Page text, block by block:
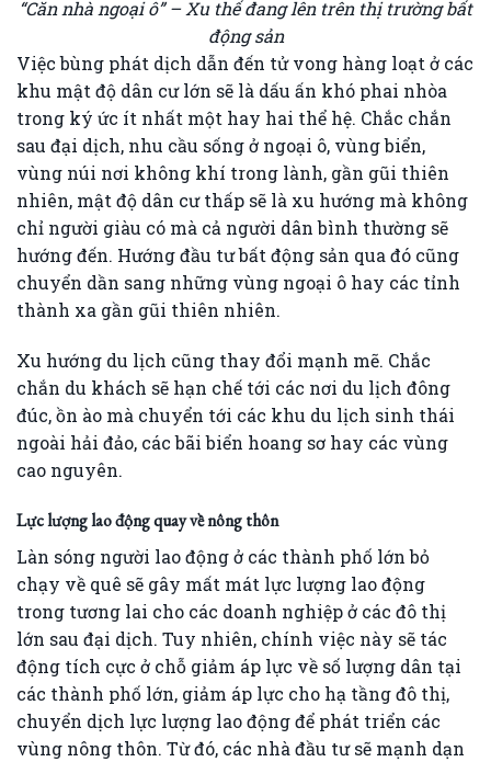
“Căn nhà ngoại ô” – Xu thế đang lên trên thị trường bất
động sản
Việc bùng phát dịch dẫn đến tử vong hàng loạt ở các
khu mật độ dân cư lớn sẽ là dấu ấn khó phai nhòa
trong ký ức ít nhất một hay hai thể hệ. Chắc chắn
sau đại dịch, nhu cầu sống ở ngoại ô, vùng biển,
vùng núi nơi không khí trong lành, gần gũi thiên
nhiên, mật độ dân cư thấp sẽ là xu hướng mà không
chỉ người giàu có mà cả người dân bình thường sẽ
hướng đến. Hướng đầu tư bất động sản qua đó cũng
chuyển dần sang những vùng ngoại ô hay các tỉnh
thành xa gần gũi thiên nhiên.
Xu hướng du lịch cũng thay đổi mạnh mẽ. Chắc
chắn du khách sẽ hạn chế tới các nơi du lịch đông
đúc, ồn ào mà chuyển tới các khu du lịch sinh thái
ngoài hải đảo, các bãi biển hoang sơ hay các vùng
cao nguyên.
Lực lượng lao động quay về nông thôn
Làn sóng người lao động ở các thành phố lớn bỏ
chạy về quê sẽ gây mất mát lực lượng lao động
trong tương lai cho các doanh nghiệp ở các đô thị
lớn sau đại dịch. Tuy nhiên, chính việc này sẽ tác
động tích cực ở chỗ giảm áp lực về số lượng dân tại
các thành phố lớn, giảm áp lực cho hạ tầng đô thị,
chuyển dịch lực lượng lao động để phát triển các
vùng nông thôn. Từ đó, các nhà đầu tư sẽ mạnh dạn